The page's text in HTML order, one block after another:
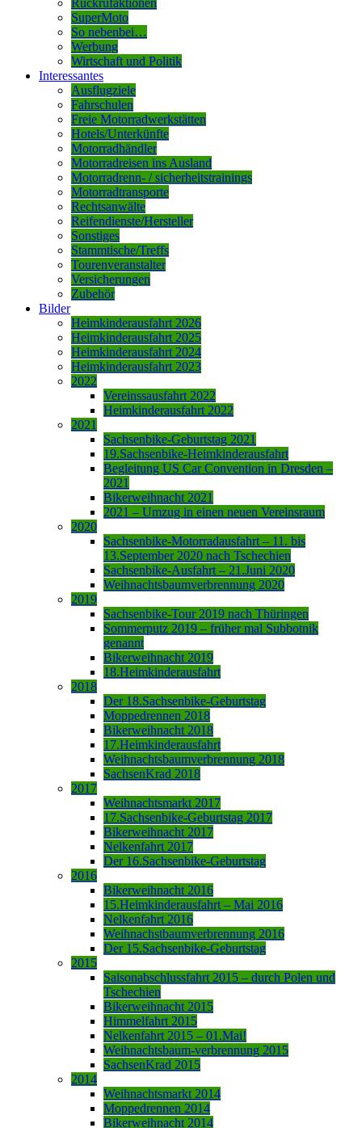
SuperMoto
So nebenbei…
Werbung
Wirtschaft und Politik
Interessantes
Ausflugziele
Fahrschulen
Freie Motorradwerkstätten
Hotels/Unterkünfte
Motorradhändler
Motorradreisen ins Ausland
Motorradrenn- / sicherheitstrainings
Motorradtransporte
Rechtsanwälte
Reifendienste/Hersteller
Sonstiges
Stammtische/Treffs
Tourenveranstalter
Versicherungen
Zubehör
Bilder
Heimkinderausfahrt 2026
Heimkinderausfahrt 2025
Heimkinderausfahrt 2024
Heimkinderausfahrt 2023
2022
Vereinssausfahrt 2022
Heimkinderausfahrt 2022
2021
Sachsenbike-Geburtstag 2021
19.Sachsenbike-Heimkinderausfahrt
Begleitung US Car Convention in Dresden –
2021
Bikerweihnacht 2021
2021 – Umzug in einen neuen Vereinsraum
2020
Sachsenbike-Motorradausfahrt – 11. bis
13.September 2020 nach Tschechien
Sachsenbike-Ausfahrt – 21.Juni 2020
Weihnachtsbaumverbrennung 2020
2019
Sachsenbike-Tour 2019 nach Thüringen
Sommerputz 2019 – früher mal Subbotnik
genannt
Bikerweihnacht 2019
18.Heimkinderausfahrt
2018
Der 18.Sachsenbike-Geburtstag
Moppedrennen 2018
Bikerweihnacht 2018
17.Heimkinderausfahrt
Weihnachtsbaumverbrennung 2018
SachsenKrad 2018
2017
Weihnachtsmarkt 2017
17.Sachsenbike-Geburtstag 2017
Bikerweihnacht 2017
Nelkenfahrt 2017
Der 16.Sachsenbike-Geburtstag
2016
Bikerweihnacht 2016
15.Heimkinderausfahrt – Mai 2016
Nelkenfahrt 2016
Weihnachstbaumverbrennung 2016
Der 15.Sachsenbike-Geburtstag
2015
Saisonabschlussfahrt 2015 – durch Polen und
Tschechien
Bikerweihnacht 2015
Himmelfahrt 2015
Nelkenfahrt 2015 – 01.Mai!
Weihnachtsbaum-verbrennung 2015
SachsenKrad 2015
2014
Weihnachtsmarkt 2014
Moppedrennen 2014
Bikerweihnacht 2014